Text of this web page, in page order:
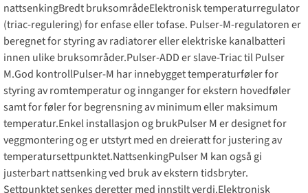
nattsenkingBredt bruksområdeElektronisk temperaturregulator
(triac-regulering) for enfase eller tofase. Pulser-M-regulatoren er
beregnet for styring av radiatorer eller elektriske kanalbatteri
innen ulike bruksområder.Pulser-ADD er slave-Triac til Pulser
M.God kontrollPulser-M har innebygget temperaturføler for
styring av romtemperatur og innganger for ekstern hovedføler
samt for føler for begrensning av minimum eller maksimum
temperatur.Enkel installasjon og brukPulser M er designet for
veggmontering og er utstyrt med en dreieratt for justering av
temperatursettpunktet.NattsenkingPulser M kan også gi
justerbart nattsenking ved bruk av ekstern tidsbryter.
Settpunktet senkes deretter med innstilt verdi.Elektronisk